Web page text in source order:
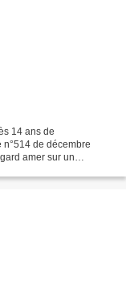
14 ans de
de décembre
amer sur un